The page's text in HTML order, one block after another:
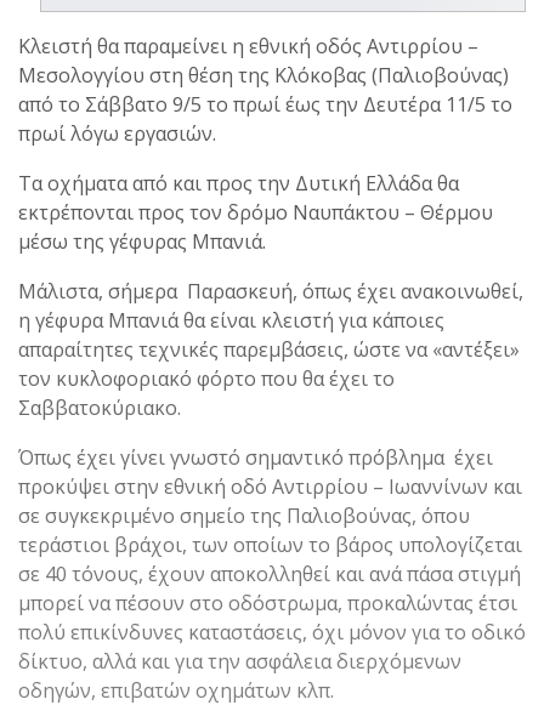
Κλειστή θα παραμείνει η εθνική οδός Αντιρρίου –
Μεσολογγίου στη θέση της Κλόκοβας (Παλιοβούνας)
από το Σάββατο 9/5 το πρωί έως την Δευτέρα 11/5 το
πρωί λόγω εργασιών.
Τα οχήματα από και προς την Δυτική Ελλάδα θα
εκτρέπονται προς τον δρόμο Ναυπάκτου – Θέρμου
μέσω της γέφυρας Μπανιά.
Μάλιστα, σήμερα Παρασκευή, όπως έχει ανακοινωθεί,
η γέφυρα Μπανιά θα είναι κλειστή για κάποιες
απαραίτητες τεχνικές παρεμβάσεις, ώστε να «αντέξει»
τον κυκλοφοριακό φόρτο που θα έχει το
Σαββατοκύριακο.
Όπως έχει γίνει γνωστό σημαντικό πρόβλημα έχει
προκύψει στην εθνική οδό Αντιρρίου – Ιωαννίνων και
σε συγκεκριμένο σημείο της Παλιοβούνας, όπου
τεράστιοι βράχοι, των οποίων το βάρος υπολογίζεται
σε 40 τόνους, έχουν αποκολληθεί και ανά πάσα στιγμή
μπορεί να πέσουν στο οδόστρωμα, προκαλώντας έτσι
πολύ επικίνδυνες καταστάσεις, όχι μόνον για το οδικό
δίκτυο, αλλά και για την ασφάλεια διερχόμενων
οδηγών, επιβατών οχημάτων κλπ.